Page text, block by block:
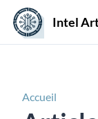
Intel
Accueil